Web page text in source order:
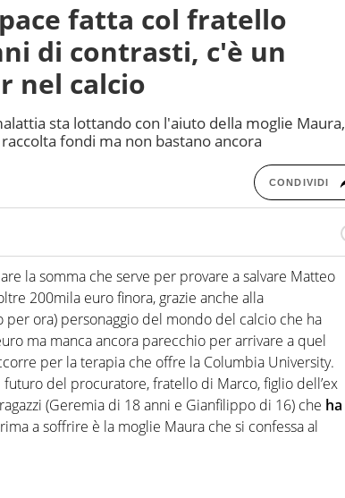
fatta col fratello
di contrasti, c'è un
nel calcio
sta lottando con l'aiuto della moglie Maura,
fondi ma non bastano ancora
CONDIVIDI
numerose manifestazioni sportive e collaborato con
competenza, conoscenza e memoria storica. Si occupa
la somma che serve per provare a salvare Matteo
200mila euro finora, grazie anche alla
per ora) personaggio del mondo del calcio che ha
ma manca ancora parecchio per arrivare a quel
per la terapia che offre la Columbia University.
del procuratore, fratello di Marco, figlio dell’ex
(Geremia di 18 anni e Gianfilippo di 16) che ha
a soffrire è la moglie Maura che si confessa al